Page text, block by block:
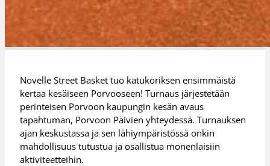
Novelle Street Basket tuo katukoriksen ensimmäistä
kertaa kesäiseen Porvooseen! Turnaus järjestetään
perinteisen Porvoon kaupungin kesän avaus
tapahtuman, Porvoon Päivien yhteydessä. Turnauksen
ajan keskustassa ja sen lähiympäristössä onkin
mahdollisuus tutustua ja osallistua monenlaisiin
aktiviteetteihin.